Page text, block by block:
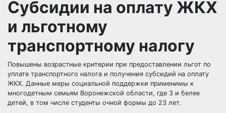
Субсидии на оплату ЖКХ
и льготному
транспортному налогу
Повышены возрастные критерии при предоставлении льгот по
уплате транспортного налога и получения субсидий на оплату
ЖКХ. Данные меры социальной поддержки применимы к
многодетным семьям Воронежской области, где 3 и белее
детей, в том числе студенты очной формы до 23 лет.